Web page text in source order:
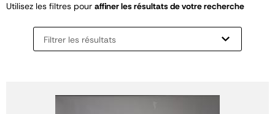
Utilisez les filtres pour affiner les résultats de votre recherche
Filtrer les résultats